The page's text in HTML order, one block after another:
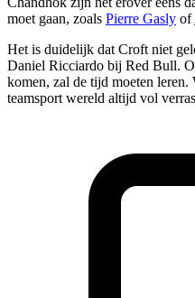
moet gaan, zoals Pierre Gasly of
Het is duidelijk dat Croft niet
Daniel Ricciardo bij Red Bull.
komen, zal de tijd moeten leren.
teamsport wereld altijd vol